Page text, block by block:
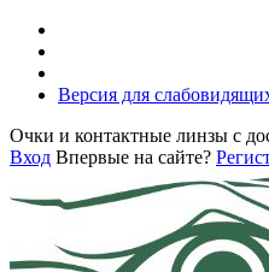
Версия для
Очки и контактные линзы с
Вход Впервые на сайте?